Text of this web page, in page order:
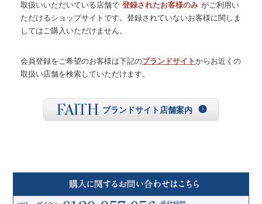
取扱いいただいている店舗で 登録されたお客様のみ がご利用い
ただけるショップサイトです。登録されていないお客様に関しま
してはご購入いただけません。
会員登録をご希望のお客様は下記のブランドサイトからお近くの
取扱い店舗を検索していただけます。
ブランドサイト店舗案内